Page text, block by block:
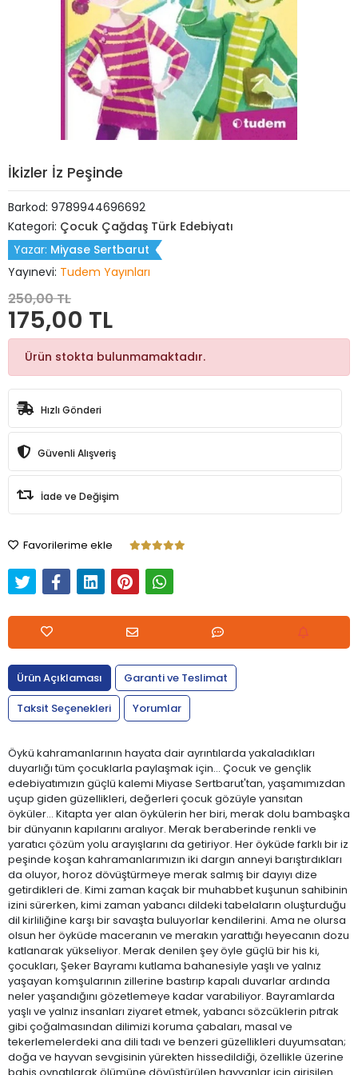
İkizler İz Peşinde
Barkod: 9789944696692
Kategori: Çocuk Çağdaş Türk Edebiyatı
Yazar: Miyase Sertbarut
Yayınevi: Tudem Yayınları
250,00 TL
175,00 TL
Ürün stokta bulunmamaktadır.
Hızlı Gönderi
Güvenli Alışveriş
İade ve Değişim
Favorilerime ekle
Ürün Açıklaması
Garanti ve Teslimat
Taksit Seçenekleri
Yorumlar
Öykü kahramanlarının hayata dair ayrıntılarda yakaladıkları
duyarlığı tüm çocuklarla paylaşmak için... Çocuk ve gençlik
edebiyatımızın güçlü kalemi Miyase Sertbarut'tan, yaşamımızdan
uçup giden güzellikleri, değerleri çocuk gözüyle yansıtan
öyküler... Kitapta yer alan öykülerin her biri, merak dolu bambaşka
bir dünyanın kapılarını aralıyor. Merak beraberinde renkli ve
yaratıcı çözüm yolu arayışlarını da getiriyor. Her öyküde farklı bir iz
peşinde koşan kahramanlarımızın iki dargın anneyi barıştırdıkları
da oluyor, horoz dövüştürmeye merak salmış bir dayıyı dize
getirdikleri de. Kimi zaman kaçak bir muhabbet kuşunun sahibinin
izini sürerken, kimi zaman yabancı dildeki tabelaların oluşturduğu
dil kirliliğine karşı bir savaşta buluyorlar kendilerini. Ama ne olursa
olsun her öyküde maceranın ve merakın yarattığı heyecanın dozu
katlanarak yükseliyor. Merak denilen şey öyle güçlü bir his ki,
çocukları, Şeker Bayramı kutlama bahanesiyle yaşlı ve yalnız
yaşayan komşularının zillerine bastırıp kapalı duvarlar ardında
neler yaşandığını gözetlemeye kadar varabiliyor. Bayramlarda
yaşlı ve yalnız insanları ziyaret etmek, yabancı sözcüklerin pıtrak
gibi çoğalmasından dilimizi koruma çabaları, masal ve
tekerlemelerdeki ana dili tadı ve benzeri güzellikleri duyumsatan;
doğa ve hayvan sevgisinin yürekten hissedildiği, özellikle üzerine